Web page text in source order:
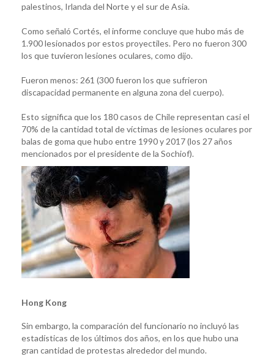
palestinos, Irlanda del Norte y el sur de Asia.
Como señaló Cortés, el informe concluye que hubo más de
1.900 lesionados por estos proyectiles. Pero no fueron 300
los que tuvieron lesiones oculares, como dijo.
Fueron menos: 261 (300 fueron los que sufrieron
discapacidad permanente en alguna zona del cuerpo).
Esto significa que los 180 casos de Chile representan casi el
70% de la cantidad total de víctimas de lesiones oculares por
balas de goma que hubo entre 1990 y 2017 (los 27 años
mencionados por el presidente de la Sochiof).
Hong Kong
Sin embargo, la comparación del funcionario no incluyó las
estadísticas de los últimos dos años, en los que hubo una
gran cantidad de protestas alrededor del mundo.